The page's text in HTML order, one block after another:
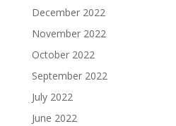
December 2022
November 2022
October 2022
September 2022
July 2022
June 2022